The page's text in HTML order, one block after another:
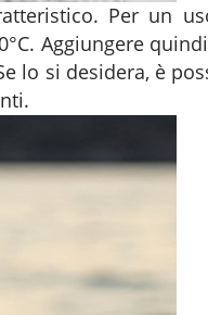
Per un
Aggiungere
lo si desidera, è